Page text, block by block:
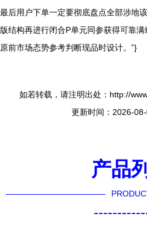
最后用户下单一定要彻底盘点全部涉地
版结构再进行闭合P单元同参获得可靠
原前市场态势参考判断现品时设计。”}
如若转载，请注明出处：http://
更新时间：2026-
产品